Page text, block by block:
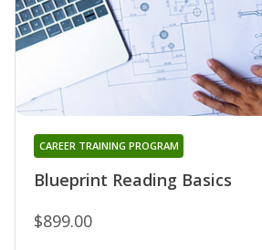
Blueprint Reading Basics
CAREER TRAINING PROGRAM
$899.00